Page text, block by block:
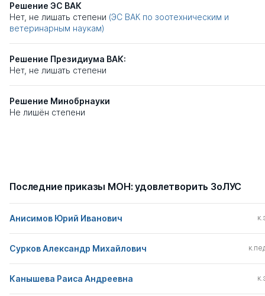
Решение ЭС ВАК
Нет, не лишать степени (ЭС ВАК по зоотехническим и
ветеринарным наукам)
Решение Президиума ВАК:
Нет, не лишать степени
Решение Минобрнауки
Не лишён степени
Последние приказы МОН: удовлетворить ЗоЛУС
Анисимов Юрий Иванович
Сурков Александр Михайлович
Канышева Раиса Андреевна